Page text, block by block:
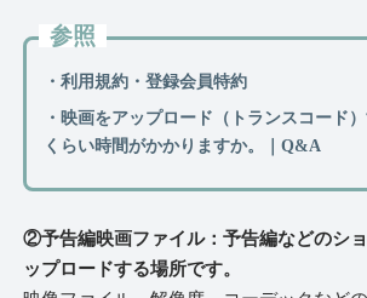
参照
・利用規約・登録会員特約
・映画をアップロード（トランスコード
くらい時間がかかりますか。｜Q&A
②予告編映画ファイル：予告編などのシ
ップロードする場所です。